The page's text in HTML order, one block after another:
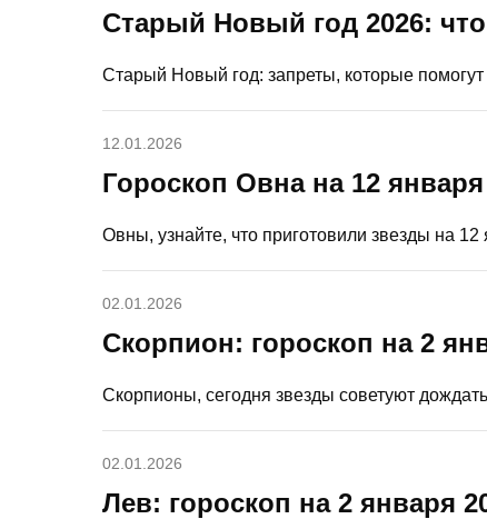
Старый Новый год 2026:
Старый Новый год: запреты, которые помогут
12.01.2026
Гороскоп Овна на 12 января
Овны, узнайте, что приготовили звезды на 12
02.01.2026
Скорпион: гороскоп на 2
Скорпионы, сегодня звезды советуют
02.01.2026
Лев: гороскоп на 2 января